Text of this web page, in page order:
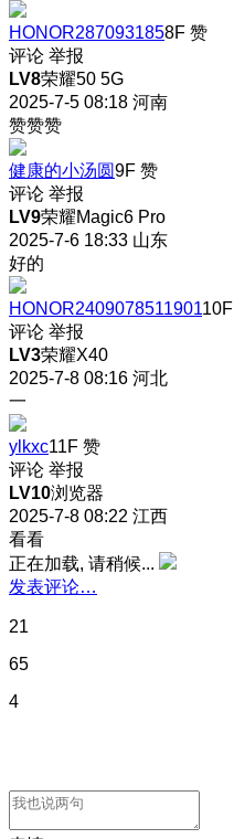
HONOR2870931858F 赞
评论 举报
LV8荣耀50 5G
2025-7-5 08:18 河南
赞赞赞
健康的小汤圆9F 赞
评论 举报
LV9荣耀Magic6 Pro
2025-7-6 18:33 山东
好的
HONOR240907851190110F
评论 举报
LV3荣耀X40
2025-7-8 08:16 河北
一
ylkxc11F 赞
评论 举报
LV10浏览器
2025-7-8 08:22 江西
看看
正在加载, 请稍候...
发表评论…
21
65
4